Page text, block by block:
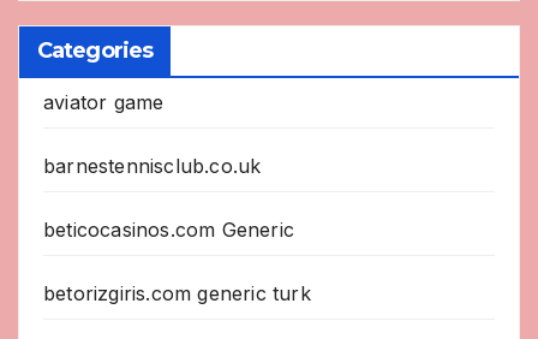
Categories
aviator game
barnestennisclub.co.uk
beticocasinos.com Generic
betorizgiris.com generic turk